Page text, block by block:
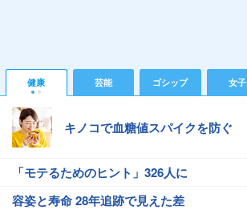
健康 芸能 ゴシップ 女子
キノコで血糖値スパイクを防ぐ
「モテるためのヒント」326人に
容姿と寿命 28年追跡で見えた差